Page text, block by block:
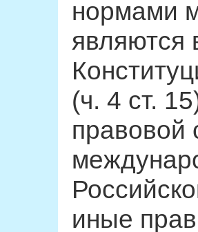
нормами
являются
(ч. 4 ст.
правовой
иные